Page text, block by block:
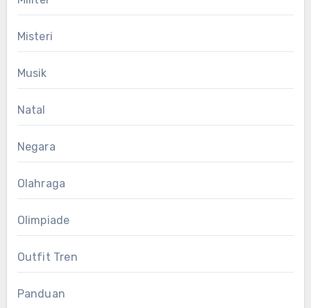
Misteri
Musik
Natal
Negara
Olahraga
Olimpiade
Outfit Tren
Panduan